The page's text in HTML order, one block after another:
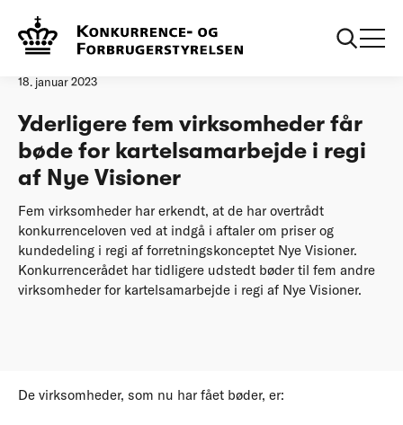
Forside
18. januar 2023
Yderligere fem virksomheder får
bøde for kartelsamarbejde i regi
af Nye Visioner
Fem virksomheder har erkendt, at de har overtrådt
konkurrenceloven ved at indgå i aftaler om priser og
kundedeling i regi af forretningskonceptet Nye Visioner.
Konkurrencerådet har tidligere udstedt bøder til fem andre
virksomheder for kartelsamarbejde i regi af Nye Visioner.
De virksomheder, som nu har fået bøder, er: